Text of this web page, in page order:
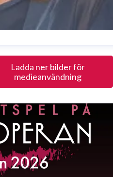
070-218 46 51
Ladda ner bilder för
medieanvändning